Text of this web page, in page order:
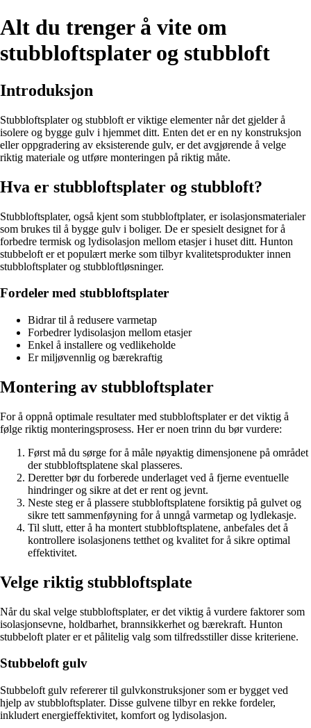
Alt du trenger å vite om
stubbloftsplater og stubbloft
Introduksjon
Stubbloftsplater og stubbloft er viktige elementer når det gjelder å
isolere og bygge gulv i hjemmet ditt. Enten det er en ny konstruksjon
eller oppgradering av eksisterende gulv, er det avgjørende å velge
riktig materiale og utføre monteringen på riktig måte.
Hva er stubbloftsplater og stubbloft?
Stubbloftsplater, også kjent som stubbloftplater, er isolasjonsmaterialer
som brukes til å bygge gulv i boliger. De er spesielt designet for å
forbedre termisk og lydisolasjon mellom etasjer i huset ditt. Hunton
stubbeloft er et populært merke som tilbyr kvalitetsprodukter innen
stubbloftsplater og stubbloftløsninger.
Fordeler med stubbloftsplater
Bidrar til å redusere varmetap
Forbedrer lydisolasjon mellom etasjer
Enkel å installere og vedlikeholde
Er miljøvennlig og bærekraftig
Montering av stubbloftsplater
For å oppnå optimale resultater med stubbloftsplater er det viktig å
følge riktig monteringsprosess. Her er noen trinn du bør vurdere:
Først må du sørge for å måle nøyaktig dimensjonene på området
der stubbloftsplatene skal plasseres.
Deretter bør du forberede underlaget ved å fjerne eventuelle
hindringer og sikre at det er rent og jevnt.
Neste steg er å plassere stubbloftsplatene forsiktig på gulvet og
sikre tett sammenføyning for å unngå varmetap og lydlekasje.
Til slutt, etter å ha montert stubbloftsplatene, anbefales det å
kontrollere isolasjonens tetthet og kvalitet for å sikre optimal
effektivitet.
Velge riktig stubbloftsplate
Når du skal velge stubbloftsplater, er det viktig å vurdere faktorer som
isolasjonsevne, holdbarhet, brannsikkerhet og bærekraft. Hunton
stubbeloft plater er et pålitelig valg som tilfredsstiller disse kriteriene.
Stubbeloft gulv
Stubbeloft gulv refererer til gulvkonstruksjoner som er bygget ved
hjelp av stubbloftsplater. Disse gulvene tilbyr en rekke fordeler,
inkludert energieffektivitet, komfort og lydisolasjon.